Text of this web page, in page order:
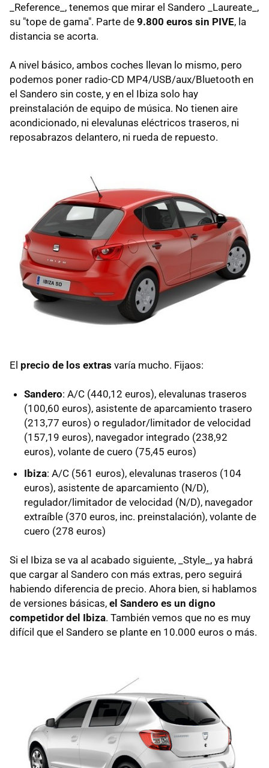
_Reference_, tenemos que mirar el Sandero _Laureate_,
su "tope de gama". Parte de 9.800 euros sin PIVE, la
distancia se acorta.
A nivel básico, ambos coches llevan lo mismo, pero
podemos poner radio-CD MP4/USB/aux/Bluetooth en
el Sandero sin coste, y en el Ibiza solo hay
preinstalación de equipo de música. No tienen aire
acondicionado, ni elevalunas eléctricos traseros, ni
reposabrazos delantero, ni rueda de repuesto.
El precio de los extras varía mucho. Fijaos:
Sandero: A/C (440,12 euros), elevalunas traseros
(100,60 euros), asistente de aparcamiento trasero
(213,77 euros) o regulador/limitador de velocidad
(157,19 euros), navegador integrado (238,92
euros), volante de cuero (75,45 euros)
Ibiza: A/C (561 euros), elevalunas traseros (104
euros), asistente de aparcamiento (N/D),
regulador/limitador de velocidad (N/D), navegador
extraíble (370 euros, inc. preinstalación), volante de
cuero (278 euros)
Si el Ibiza se va al acabado siguiente, _Style_, ya habrá
que cargar al Sandero con más extras, pero seguirá
habiendo diferencia de precio. Ahora bien, si hablamos
de versiones básicas, el Sandero es un digno
competidor del Ibiza. También vemos que no es muy
difícil que el Sandero se plante en 10.000 euros o más.